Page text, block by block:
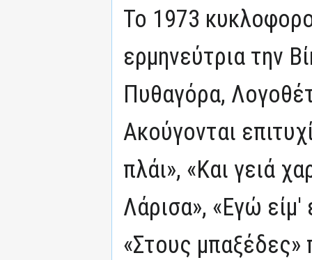
Το 1973
ερμηνεύτρια την
Πυθαγόρα,
Ακούγονται
πλάι», «Και γειά
Λάρισα», «Εγώ είμ'
«Στους μπαξέδες»